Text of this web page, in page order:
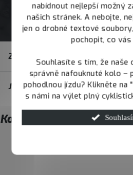
nabídnout nejlepší možný
našich stránek. A nebojte,
jen o drobné textové
pochopit, co vás
Souhlasíte s tím, že naše
správně nafouknuté kolo –
pohodlnou jízdu? Klikněte na
s námi na výlet plný
t
í
Zákaznický servis
JOY.BIKE
Kontakt